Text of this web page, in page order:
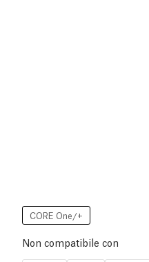
CORE One/+
Non compatibile con